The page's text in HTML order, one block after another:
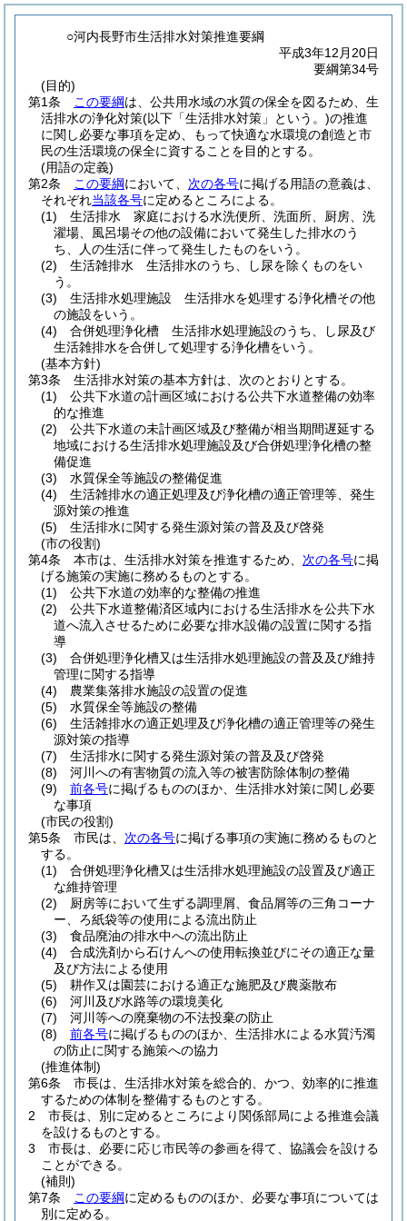
○河内長野市生活排水対策推進要綱
平成3年12月20日
要綱第34号
(目的)
第1条
この要綱は、公共用水域の水質の保全を図るため、生
活排水の浄化対策(以下「生活排水対策」という。)の推進
に関し必要な事項を定め、もって快適な水環境の創造と市
民の生活環境の保全に資することを目的とする。
(用語の定義)
第2条
この要綱において、 次の各号に掲げる用語の意義は、
それぞれ当該各号に定めるところによる。
(1)
生活排水 家庭における水洗便所、洗面所、厨房、洗
濯場、風呂場その他の設備において発生した排水のう
ち、人の生活に伴って発生したものをいう。
(2)
生活雑排水 生活排水のうち、し尿を除くものをい
う。
(3)
生活排水処理施設 生活排水を処理する浄化槽その他
の施設をいう。
(4)
合併処理浄化槽 生活排水処理施設のうち、し尿及び
生活雑排水を合併して処理する浄化槽をいう。
(基本方針)
第3条
生活排水対策の基本方針は、次のとおりとする。
(1)
公共下水道の計画区域における公共下水道整備の効率
的な推進
(2)
公共下水道の未計画区域及び整備が相当期間遅延する
地域における生活排水処理施設及び合併処理浄化槽の整
備促進
(3)
水質保全等施設の整備促進
(4)
生活雑排水の適正処理及び浄化槽の適正管理等、発生
源対策の推進
(5)
生活排水に関する発生源対策の普及及び啓発
(市の役割)
第4条
本市は、生活排水対策を推進するため、 次の各号に掲
げる施策の実施に務めるものとする。
(1)
公共下水道の効率的な整備の推進
(2)
公共下水道整備済区域内における生活排水を公共下水
道へ流入させるために必要な排水設備の設置に関する指
導
(3)
合併処理浄化槽又は生活排水処理施設の普及及び維持
管理に関する指導
(4)
農業集落排水施設の設置の促進
(5)
水質保全等施設の整備
(6)
生活雑排水の適正処理及び浄化槽の適正管理等の発生
源対策の指導
(7)
生活排水に関する発生源対策の普及及び啓発
(8)
河川への有害物質の流入等の被害防除体制の整備
(9)
前各号に掲げるもののほか、生活排水対策に関し必要
な事項
(市民の役割)
第5条
市民は、 次の各号に掲げる事項の実施に務めるものと
する。
(1)
合併処理浄化槽又は生活排水処理施設の設置及び適正
な維持管理
(2)
厨房等において生ずる調理屑、食品屑等の三角コーナ
ー、ろ紙袋等の使用による流出防止
(3)
食品廃油の排水中への流出防止
(4)
合成洗剤から石けんへの使用転換並びにその適正な量
及び方法による使用
(5)
耕作又は園芸における適正な施肥及び農薬散布
(6)
河川及び水路等の環境美化
(7)
河川等への廃棄物の不法投棄の防止
(8)
前各号に掲げるもののほか、生活排水による水質汚濁
の防止に関する施策への協力
(推進体制)
第6条
市長は、生活排水対策を総合的、かつ、効率的に推進
するための体制を整備するものとする。
2
市長は、別に定めるところにより関係部局による推進会議
を設けるものとする。
3
市長は、必要に応じ市民等の参画を得て、協議会を設ける
ことができる。
(補則)
第7条
この要綱に定めるもののほか、必要な事項については
別に定める。